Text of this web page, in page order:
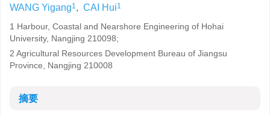
WANG Yigang1, CAI Hui1
1 Harbour, Coastal and Nearshore Engineering of Hohai
University, Nangjing 210098;
2 Agricultural Resources Development Bureau of Jiangsu
Province, Nangjing 210008
摘要